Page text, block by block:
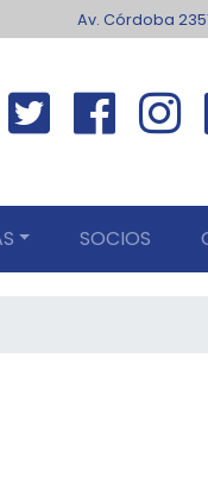
Av. Córdoba 2351
SOCIOS